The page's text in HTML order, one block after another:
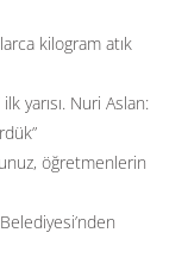
kilogram atık
yarısı. Nuri Aslan:
öğretmenlerin